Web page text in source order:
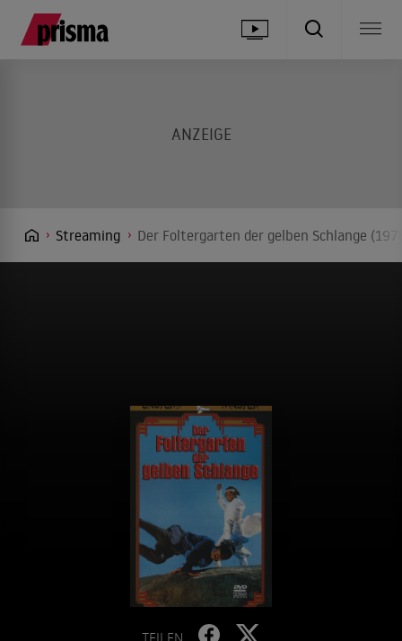
Streaming Der Foltergarten der gelben Schlange
TEILEN